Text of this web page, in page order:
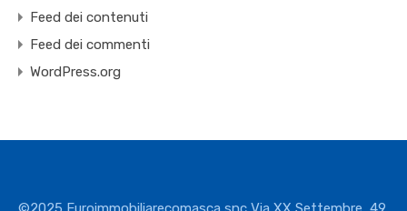
Feed dei contenuti
Feed dei commenti
WordPress.org